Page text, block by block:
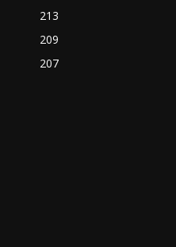
213
209
207